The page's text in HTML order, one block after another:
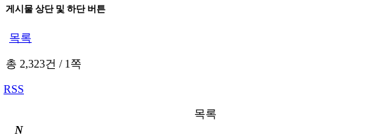
게시물 상단 및 하단 버튼
목록
총 2,323건 /1쪽
RSS
목록
N